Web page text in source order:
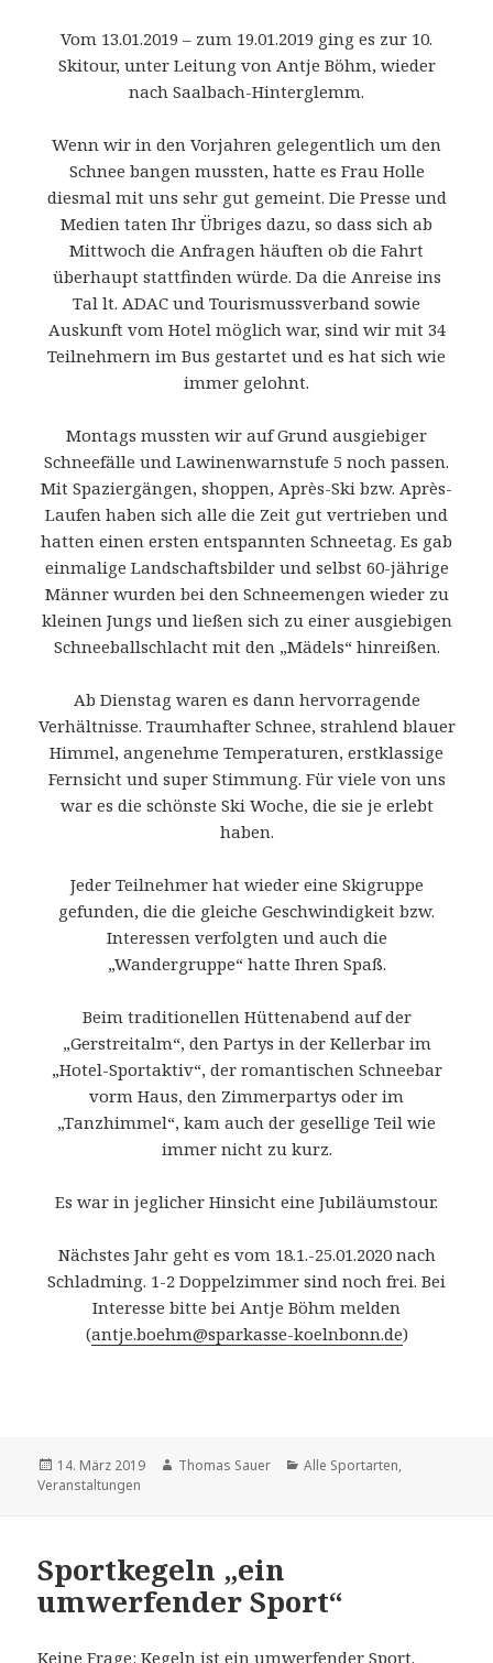
Vom 13.01.2019 – zum 19.01.2019 ging es zur 10.
Skitour, unter Leitung von Antje Böhm, wieder
nach Saalbach-Hinterglemm.
Wenn wir in den Vorjahren gelegentlich um den
Schnee bangen mussten, hatte es Frau Holle
diesmal mit uns sehr gut gemeint. Die Presse und
Medien taten Ihr Übriges dazu, so dass sich ab
Mittwoch die Anfragen häuften ob die Fahrt
überhaupt stattfinden würde. Da die Anreise ins
Tal lt. ADAC und Tourismussverband sowie
Auskunft vom Hotel möglich war, sind wir mit 34
Teilnehmern im Bus gestartet und es hat sich wie
immer gelohnt.
Montags mussten wir auf Grund ausgiebiger
Schneefälle und Lawinenwarnstufe 5 noch passen.
Mit Spaziergängen, shoppen, Après-Ski bzw. Après-
Laufen haben sich alle die Zeit gut vertrieben und
hatten einen ersten entspannten Schneetag. Es gab
einmalige Landschaftsbilder und selbst 60-jährige
Männer wurden bei den Schneemengen wieder zu
kleinen Jungs und ließen sich zu einer ausgiebigen
Schneeballschlacht mit den „Mädels“ hinreißen.
Ab Dienstag waren es dann hervorragende
Verhältnisse. Traumhafter Schnee, strahlend blauer
Himmel, angenehme Temperaturen, erstklassige
Fernsicht und super Stimmung. Für viele von uns
war es die schönste Ski Woche, die sie je erlebt
haben.
Jeder Teilnehmer hat wieder eine Skigruppe
gefunden, die die gleiche Geschwindigkeit bzw.
Interessen verfolgten und auch die
„Wandergruppe“ hatte Ihren Spaß.
Beim traditionellen Hüttenabend auf der
„Gerstreitalm“, den Partys in der Kellerbar im
„Hotel-Sportaktiv“, der romantischen Schneebar
vorm Haus, den Zimmerpartys oder im
„Tanzhimmel“, kam auch der gesellige Teil wie
immer nicht zu kurz.
Es war in jeglicher Hinsicht eine Jubiläumstour.
Nächstes Jahr geht es vom 18.1.-25.01.2020 nach
Schladming. 1-2 Doppelzimmer sind noch frei. Bei
Interesse bitte bei Antje Böhm melden
(antje.boehm@sparkasse-koelnbonn.de)
Veröffentlicht
am
14. März 2019 Autor
Thomas Sauer Kategorien
Alle Sportarten,
Veranstaltungen
Sportkegeln „ein
umwerfender Sport“
Keine Frage: Kegeln ist ein umwerfender Sport.